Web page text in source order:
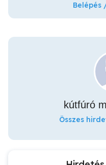
Belépés
kútfúró
Összes